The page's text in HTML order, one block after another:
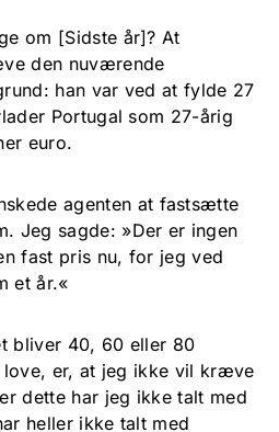
om [Sidste år]? At
den nuværende
han var ved at fylde 27
Portugal som 27-årig
euro.
agenten at fastsætte
Jeg sagde: »Der er ingen
fast pris nu, for jeg ved
et år.«
bliver 40, 60 eller 80
love, er, at jeg ikke vil kræve
dette har jeg ikke talt med
heller ikke talt med